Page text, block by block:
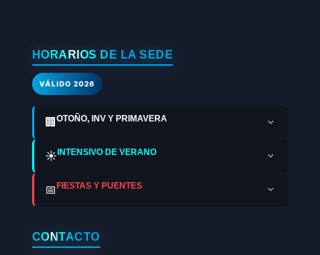
HORARIOS DE LA SEDE
VÁLIDO 2026
🏢OTOÑO, INV Y PRIMAVERA
☀️ INTENSIVO DE VERANO
📅 FIESTAS Y PUENTES
CONTACTO